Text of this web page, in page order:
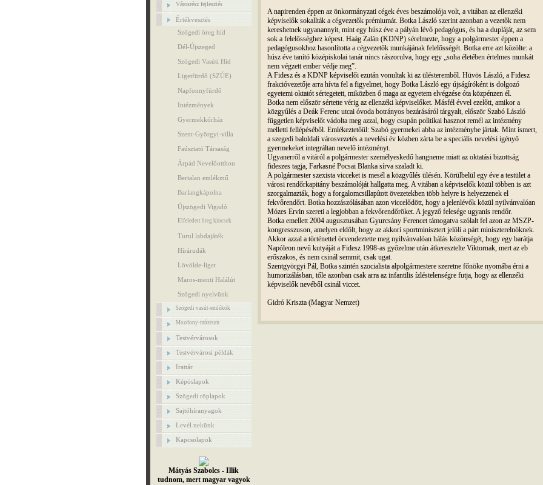
Városrész fejlesztés
Értékvesztés
Szögedi öreg híd
Dél-Újszeged
Szögedi Vasúti Híd
Ligetfürdő (SZÚE)
Napfonnyfürdő
Intézmények
Gyermekkórház
Szent-Györgyi-villa
Faúsztató Társaság
Árpád Nevelőotthon
Bertalan emlékmű
Barlangkápolna
Újszögedi Vigadó
Elfeledett öreg kincsek
Turul labdajáték
Hírárudák
Lövölde-liget
Maros-menti Halálút
Szögedi nyelvünk
Szögedi vasút-emlékök
Mozdony-múzeum
Testvérvárosok
Testvérvárosi példák
Irattár
Képöslapok
Szögedi röplapok
Sajtóhíranyagok
Levél nekünk
Kapcsolapok
Mátyás Szabolcs - Illik
tudnom, mert magyar vagyok
A napirenden éppen az önkormányzati cégek éves beszámolója volt, a vitában az ellenzéki
képviselők sokallták a cégvezetők prémiumát. Botka László szerint azonban a vezetők nem
kereshetnek ugyanannyit, mint egy húsz éve a pályán lévő pedagógus, és ha a dupláját, az sem
sok a felelősséghez képest. Haág Zalán (KDNP) sérelmezte, hogy a polgármester éppen a
pedagógusokhoz hasonlította a cégvezetők munkájának felelősségét. Botka erre azt közölte: a
húsz éve tanító középiskolai tanár nincs rászorulva, hogy egy „soha életében értelmes munkát
nem végzett ember védje meg”.
A Fidesz és a KDNP képviselői ezután vonultak ki az ülésteremből. Hüvös László, a Fidesz
frakcióvezetője arra hívta fel a figyelmet, hogy Botka László egy újságíróként is dolgozó
egyetemi oktatót sértegetett, miközben ő maga az egyetem elvégzése óta közpénzen él.
Botka nem először sértette vérig az ellenzéki képviselőket. Másfél évvel ezelőtt, amikor a
közgyűlés a Deák Ferenc utcai óvoda botrányos bezárásáról tárgyalt, először Szabó László
független képviselőt vádolta meg azzal, hogy csupán politikai hasznot remél az intézmény
melletti fellépéséből. Emlékeztetőül: Szabó gyermekei abba az intézménybe jártak. Mint ismert,
a szegedi baloldali városvezetés a nevelési év közben zárta be a speciális nevelési igényő
gyermekeket integráltan nevelő intézményt.
Ugyanerről a vitáról a polgármester személyeskedő hangneme miatt az oktatási bizottság
fideszes tagja, Farkasné Pocsai Blanka sírva szaladt ki.
A polgármester szexista vicceket is mesél a közgyűlés ülésén. Körülbelül egy éve a testület a
városi rendőrkapitány beszámolóját hallgatta meg. A vitában a képviselők közül többen is azt
szorgalmazták, hogy a forgalomcsillapított övezetekben több helyre is helyezzenek el
fekvőrendőrt. Botka hozzászólásában azon viccelődött, hogy a jelenlévők közül nyilvánvalóan
Mózes Ervin szereti a legjobban a fekvőrendőröket. A jegyző felesége ugyanis rendőr.
Botka emellett 2004 augusztusában Gyurcsány Ferencet támogatva szólalt fel azon az MSZP-
kongresszuson, amelyen eldőlt, hogy az akkori sportminisztert jelöli a párt miniszterelnöknek.
Akkor azzal a történettel örvendeztette meg nyilvánvalóan hálás közönségét, hogy egy barátja
Napóleon nevű kutyáját a Fidesz 1998-as győzelme után átkeresztelte Viktornak, mert az eb
erőszakos, és nem csinál semmit, csak ugat.
Szentgyörgyi Pál, Botka szintén szocialista alpolgármestere szeretne főnöke nyomába érni a
humorizálásban, tőle azonban csak arra az infantilis ízléstelenségre futja, hogy az ellenzéki
képviselők nevéből csinál viccet.
Gidró Kriszta (Magyar Nemzet)